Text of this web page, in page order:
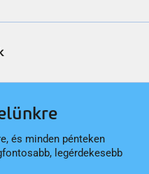
és minden pénteken
legérdekesebb